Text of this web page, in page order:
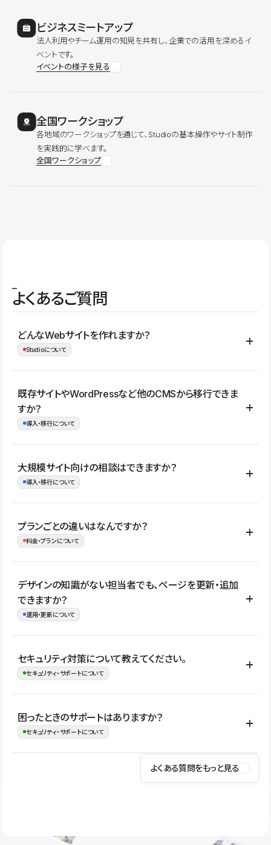
ビジネスミートアップ
法人利用やチーム運用の知見を共有し、企業での活用を深めるイ
ベントです。
イベントの様子を見る
全国ワークショップ
各地域のワークショップを通じて、Studioの基本操作やサイト制作
を実践的に学べます。
全国ワークショップ
よくあるご質問
どんなWebサイトを作れますか？
Studioについて
コーポレートサイト、サービスサイト、LP、採用サイト、ブロ
グ・メディア、イベントサイト、店舗・商品紹介サイト、ポートフ
ォリオなど幅広く制作できます。
既存サイトやWordPressなど他のCMSから移行できま
すか？
導入・移行について
はい。既存サイトの構成やコンテンツ、URLを整理したうえで、
Studio上に再構築する形で移行できます。 WordPressの場合は、
イト全体のデザインや設定がそのまま移行されるわけではないた
め、移行後にページ構成やデザイン、CMS設計、URL・リダイレク
大規模サイト向けの相談はできますか？
導入・移行について
はい。アクセス規模が大きいサイトや、複数部門での運用、権限管
理、セキュリティ確認、既存システムとの連携など、個別の要件が
ない段階でも、お問い合わせください。
お問合せはこちら
プランごとの違いはなんですか？
料金・プランについて
公開ページ数、バージョン履歴の期間、CMS利用数の上限、権限
管理の有無などがプランごとに異なります。詳しくは料金プランペ
ージをご覧ください。
デザインの知識がない担当者でも、ページを更新・追加
できますか？
運用・更新について
はい。CMSやコンポーネントを活用して更新範囲を設計しておく
ことで、デザインを崩しにくい状態で運用できます。 さらにコン
ながらレイアウトに影響を与えずに更新作業を進めやすくなりま
す。
セキュリティ対策について教えてください。
セキュリティ・サポートについて
Studioでは、公開サイトやサービスを安全に利用できるよう、通信
の暗号化、データ保護、アクセス管理、脆弱性対策など、複数の観
はSSL/TLSによる通信暗号化に対応しており、悪質なスクリプトの
困ったときのサポートはありますか？
セキュリティ・サポートについて
操作方法や機能については、ヘルプセンターでご確認いただけま
ユーザー同士で質問・相談できるコミュニティもご利用ください。
よくある質問をもっと見る